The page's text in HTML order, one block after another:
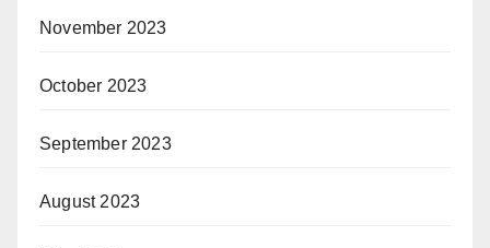
November 2023
October 2023
September 2023
August 2023